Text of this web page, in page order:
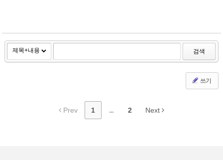
검색
쓰기
Prev 1 ... 2 Next